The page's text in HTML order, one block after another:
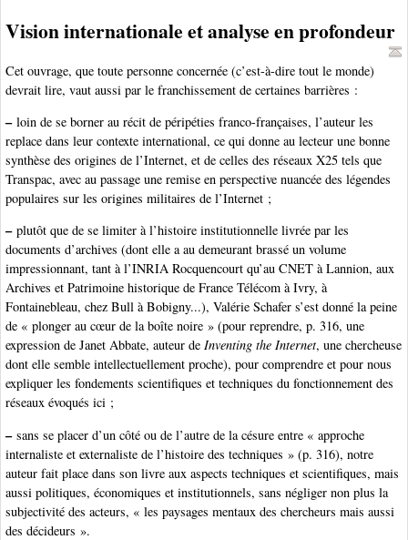
Vision internationale et analyse en profondeur
Cet ouvrage, que toute personne concernée (c’est-à-dire tout le monde)
devrait lire, vaut aussi par le franchissement de certaines barrières :
–loin de se borner au récit de péripéties franco-françaises, l’auteur les
replace dans leur contexte international, ce qui donne au lecteur une bonne
synthèse des origines de l’Internet, et de celles des réseaux X25 tels que
Transpac, avec au passage une remise en perspective nuancée des légendes
populaires sur les origines militaires de l’Internet ;
–plutôt que de se limiter à l’histoire institutionnelle livrée par les
documents d’archives (dont elle a au demeurant brassé un volume
impressionnant, tant à l’INRIA Rocquencourt qu’au CNET à Lannion, aux
Archives et Patrimoine historique de France Télécom à Ivry, à
Fontainebleau, chez Bull à Bobigny...), Valérie Schafer s’est donné la peine
de « plonger au cœur de la boîte noire » (pour reprendre, p. 316, une
expression de Janet Abbate, auteur de Inventing the Internet, une chercheuse
dont elle semble intellectuellement proche), pour comprendre et pour nous
expliquer les fondements scientifiques et techniques du fonctionnement des
réseaux évoqués ici ;
–sans se placer d’un côté ou de l’autre de la césure entre « approche
internaliste et externaliste de l’histoire des techniques » (p. 316), notre
auteur fait place dans son livre aux aspects techniques et scientifiques, mais
aussi politiques, économiques et institutionnels, sans négliger non plus la
subjectivité des acteurs, « les paysages mentaux des chercheurs mais aussi
des décideurs ».